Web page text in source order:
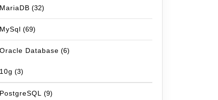
MariaDB (32)
MySql (69)
Oracle Database (6)
10g (3)
PostgreSQL (9)